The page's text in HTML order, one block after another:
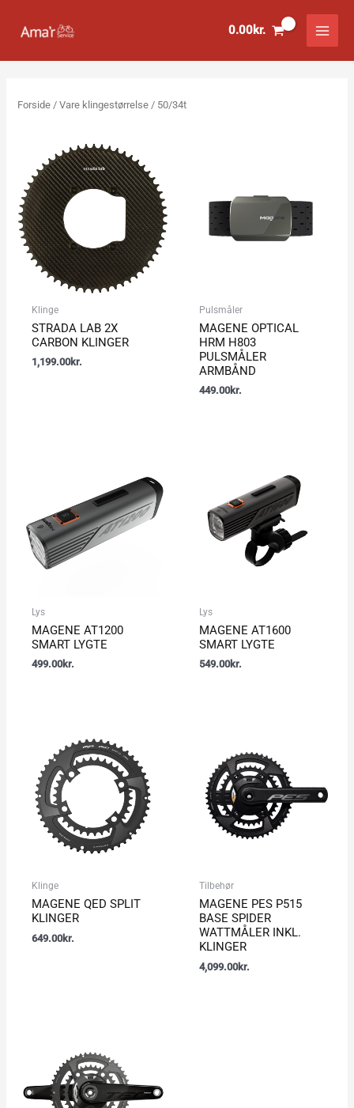
0.00kr.
Forside / Vare klingestørrelse / 50/34t
Klinge
STRADA LAB 2X
CARBON KLINGER
1,199.00kr.
Pulsmåler
MAGENE OPTICAL
HRM H803
PULSMÅLER
ARMBÅND
449.00kr.
Lys
MAGENE AT1200
SMART LYGTE
499.00kr.
Lys
MAGENE AT1600
SMART LYGTE
549.00kr.
Klinge
MAGENE QED SPLIT
KLINGER
649.00kr.
Tilbehør
MAGENE PES P515
BASE SPIDER
WATTMÅLER INKL.
KLINGER
4,099.00kr.